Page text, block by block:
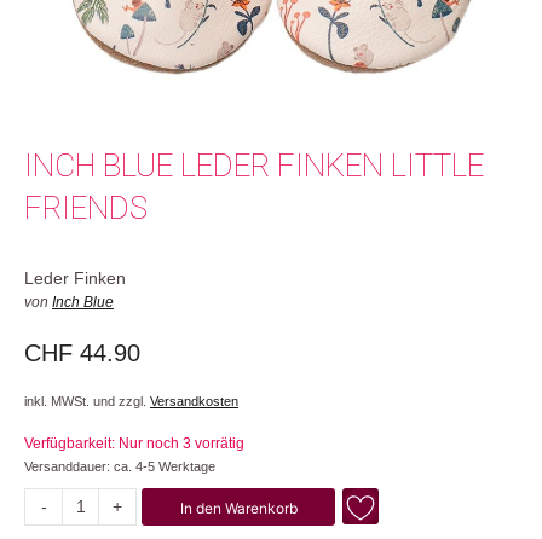
INCH BLUE LEDER FINKEN LITTLE
FRIENDS
Leder Finken
von Inch Blue
CHF 44.90
inkl. MWSt. und zzgl. Versandkosten
Verfügbarkeit: Nur noch 3 vorrätig
Versanddauer: ca. 4-5 Werktage
- + In den Warenkorb